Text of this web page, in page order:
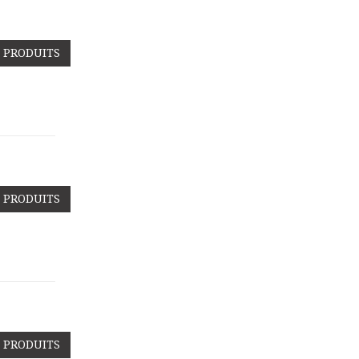
PRODUITS
PRODUITS
PRODUITS